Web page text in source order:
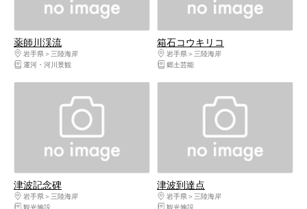
薬師川渓流
岩手県
三陸海岸
運河・河川景観
箱石コウキリコ
岩手県
三陸海岸
郷土芸能
津波記念碑
岩手県
三陸海岸
観光施設
津波到達点
岩手県
三陸海岸
観光施設